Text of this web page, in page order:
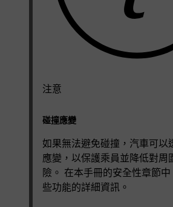
注意
碰撞應變
如果無法避免碰撞，汽車可以
應變，以保護乘員並降低對周
險。 在本手冊的安全性章節
些功能的詳細資訊。